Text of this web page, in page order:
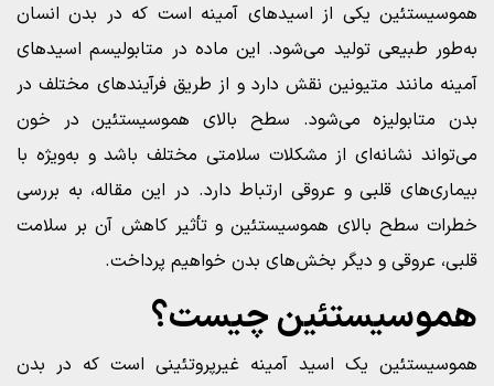
هموسیستئین یکی از اسیدهای آمینه است که در بدن انسان
به‌طور طبیعی تولید می‌شود. این ماده در متابولیسم اسیدهای
آمینه مانند متیونین نقش دارد و از طریق فرآیندهای مختلف در
بدن متابولیزه می‌شود. سطح بالای هموسیستئین در خون
می‌تواند نشانه‌ای از مشکلات سلامتی مختلف باشد و به‌ویژه با
بیماری‌های قلبی و عروقی ارتباط دارد. در این مقاله، به بررسی
خطرات سطح بالای هموسیستئین و تأثیر کاهش آن بر سلامت
قلبی، عروقی و دیگر بخش‌های بدن خواهیم پرداخت.
هموسیستئین چیست؟
هموسیستئین یک اسید آمینه غیرپروتئینی است که در بدن